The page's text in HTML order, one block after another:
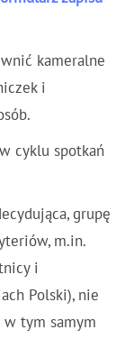
kameralne
i
w cyklu spotkań
grupę
m.in.
i
Polski), nie
w tym samym